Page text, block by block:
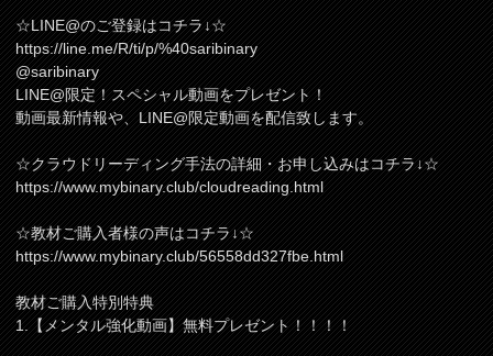
☆LINE@のご登録はコチラ↓☆
https://line.me/R/ti/p/%40saribinary
@saribinary
LINE@限定！スペシャル動画をプレゼント！
動画最新情報や、LINE@限定動画を配信致します。
☆クラウドリーディング手法の詳細・お申し込みはコチラ↓☆
https://www.mybinary.club/cloudreading.html
☆教材ご購入者様の声はコチラ↓☆
https://www.mybinary.club/56558dd327fbe.html
教材ご購入特別特典
1.【メンタル強化動画】無料プレゼント！！！！